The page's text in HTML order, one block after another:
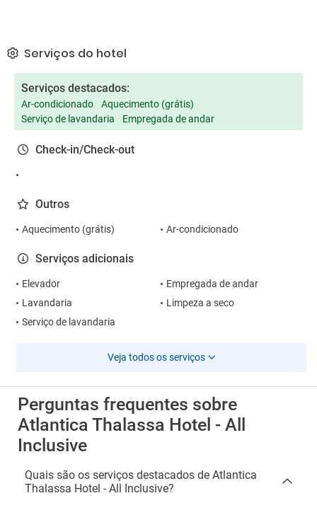
Serviços do hotel
Serviços destacados:
Ar-condicionado
Aquecimento (grátis)
Serviço de lavandaria
Empregada de andar
Check-in/Check-out
Outros
Aquecimento (grátis) Ar-condicionado
Serviços adicionais
Elevador
Empregada de andar
Lavandaria
Limpeza a seco
Serviço de lavandaria
Veja todos os serviços
Perguntas frequentes sobre
Atlantica Thalassa Hotel - All
Inclusive
Quais são os serviços destacados de Atlantica
Thalassa Hotel - All Inclusive?